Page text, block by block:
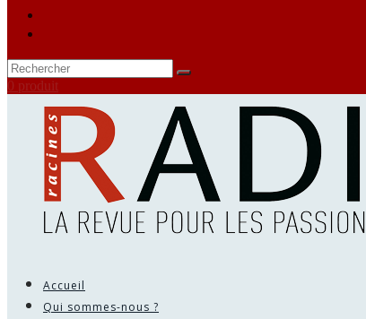
0 produit
Accueil
Qui sommes-nous ?